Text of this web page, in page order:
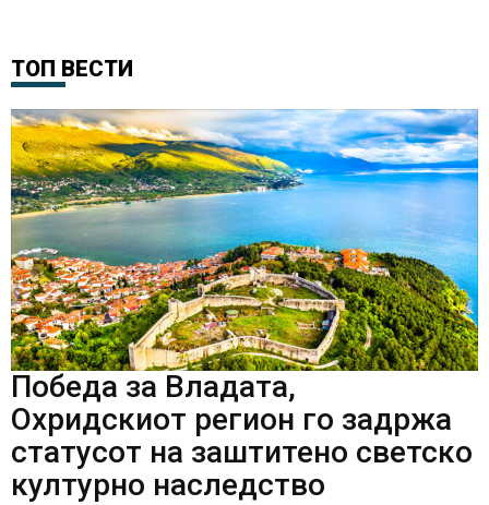
ТОП ВЕСТИ
Победа за Владата,
Охридскиот регион го задржа
статусот на заштитено светско
културно наследство